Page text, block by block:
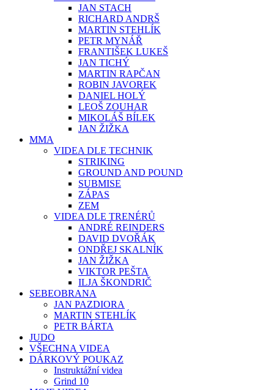
JAN STACH
RICHARD ANDRŠ
MARTIN STEHLÍK
PETR MYNÁŘ
FRANTIŠEK LUKEŠ
JAN TICHÝ
MARTIN RAPČAN
ROBIN JAVOREK
DANIEL HOLÝ
LEOŠ ZOUHAR
MIKOLÁŠ BÍLEK
JAN ŽIŽKA
MMA
VIDEA DLE TECHNIK
STRIKING
GROUND AND POUND
SUBMISE
ZÁPAS
ZEM
VIDEA DLE TRENÉRŮ
ANDRÉ REINDERS
DAVID DVOŘÁK
ONDŘEJ SKALNÍK
JAN ŽIŽKA
VIKTOR PEŠTA
ILJA ŠKONDRIČ
SEBEOBRANA
JAN PAZDIORA
MARTIN STEHLÍK
PETR BÁRTA
JUDO
VŠECHNA VIDEA
DÁRKOVÝ POUKAZ
Instruktážní videa
Grind 10